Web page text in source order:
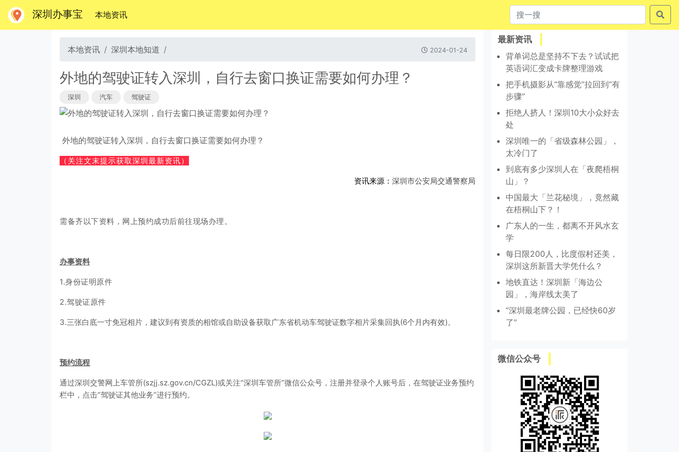
深圳办事宝 本地资讯(当前)
本地资讯 深圳本地知道 2024-01-24
外地的驾驶证转入深圳，自行去窗口换证需要如何办理？
深圳 汽车 驾驶证
外地的驾驶证转入深圳，自行去窗口换证需要如何办理？
（关注文末提示获取深圳最新资讯）
资讯来源： 深圳市公安局交通警察局
需备齐以下资料，网上预约成功后前往现场办理。
办事资料
1.身份证明原件
2.驾驶证原件
3.三张白底一寸免冠相片，建议到有资质的相馆或自助设备获取广东省机动车驾驶证数字相片采集回执(6个月内有效)。
预约流程
通过深圳交警网上车管所(szjj.sz.gov.cn/CGZL)或关注“深圳车管所”微信公众号，注册并登录个人账号后，在驾驶证业务预约
栏中，点击“驾驶证其他业务”进行预约。
最新资讯
背单词总是坚持不下去？试试把
英语词汇变成卡牌整理游戏
把手机摄影从“靠感觉”拉回到“有
步骤”
拒绝人挤人！深圳10大小众好去
处
深圳唯一的「省级森林公园」，
太冷门了
到底有多少深圳人在「夜爬梧桐
山」？
中国最大「兰花秘境」，竟然藏
在梧桐山下？！
广东人的一生，都离不开风水玄
学
每日限200人，比度假村还美，
深圳这所新晋大学凭什么？
地铁直达！深圳新「海边公
园」，海岸线太美了
“深圳最老牌公园，已经快60岁
了”
微信公众号